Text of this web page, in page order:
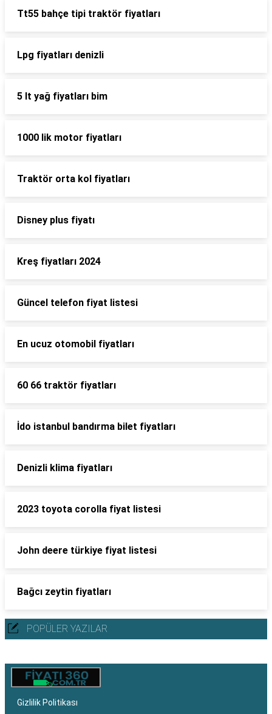
Tt55 bahçe tipi traktör fiyatları
Lpg fiyatları denizli
5 lt yağ fiyatları bim
1000 lik motor fiyatları
Traktör orta kol fiyatları
Disney plus fiyatı
Kreş fiyatları 2024
Güncel telefon fiyat listesi
En ucuz otomobil fiyatları
60 66 traktör fiyatları
İdo istanbul bandırma bilet fiyatları
Denizli klima fiyatları
2023 toyota corolla fiyat listesi
John deere türkiye fiyat listesi
Bağcı zeytin fiyatları
POPÜLER YAZILAR
Gizlilik Politikası